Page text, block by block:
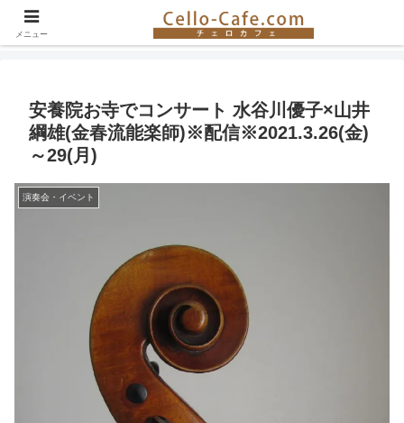
チェロ奏者やチェロ教室の紹介、イベント情報など。チェロの楽しさを伝える
サイト！
安養院お寺でコンサート 水谷川優子×山井
綱雄(金春流能楽師)※配信※2021.3.26(金)
～29(月)
演奏会・イベント
メニュー